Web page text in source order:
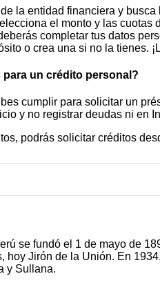
la entidad financiera y
el monto y las cuotas
completar tus datos
o crea una si no la tienes.
un crédito personal?
cumplir para solicitar un
y no registrar deudas ni en
podrás solicitar créditos
se fundó el 1 de mayo de
hoy Jirón de la Unión. En
y Sullana.